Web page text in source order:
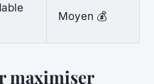
Moyen 💰
maximiser